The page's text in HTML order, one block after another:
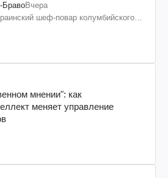
БравоВчера
шеф-повар колумбийского
мнении": как
меняет управление